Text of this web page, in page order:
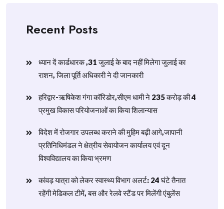
Recent Posts
ध्यान दें कार्डधारक ,31 जुलाई के बाद नहीं मिलेगा जुलाई का
राशन, जिला पूर्ति अधिकारी ने दी जानकारी
हरिद्वार-ऋषिकेश गंगा कॉरिडोर,सीएम धामी ने 235 करोड़ की 4
प्रमुख विकास परियोजनाओं का किया शिलान्यास
विदेश में रोजगार उपलब्ध कराने की मुहिम बढ़ी आगे,जापानी
प्रतिनिधिमंडल ने क्षेत्रीय सेवायोजन कार्यालय एवं दून
विश्वविद्यालय का किया भ्रमण
​कांवड़ यात्रा को लेकर स्वास्थ्य विभाग अलर्ट: 24 घंटे तैनात
रहेंगी मेडिकल टीमें, बस और रेलवे स्टैंड पर मिलेंगी एंबुलेंस